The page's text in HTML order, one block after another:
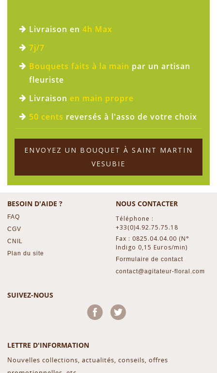
Livraison en 4h Max
7j/7
Bouquets faits à la main par un artisan
fleuriste
Livraison en main propre
50 cents reversés à l'asso de votre choix
ENVOYEZ UN BOUQUET À SAINT MARTIN
VESUBIE
BESOIN D'AIDE ?
FAQ
CGV
CNIL
Plan du site
NOUS CONTACTER
Téléphone :
+33(0)4.92.75.75.18
Fax : 0825.04.04.00 (N°
Indigo 0,15 Euros/min)
Formulaire de contact
contact@agitateur-floral.com
SUIVEZ-NOUS
Facebook
LETTRE D'INFORMATION
Nouvelles collections, actualités, conseils, offres